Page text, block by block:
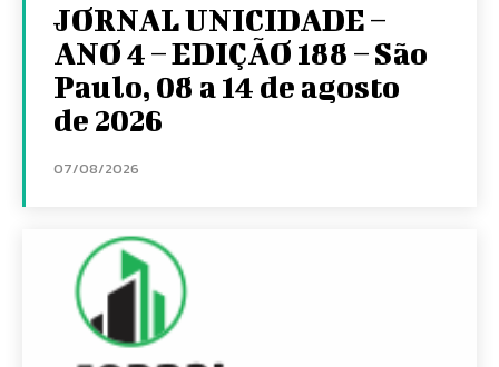
JORNAL UNICIDADE –
ANO 4 – EDIÇÃO 188 – São
Paulo, 08 a 14 de agosto
de 2026
07/08/2026